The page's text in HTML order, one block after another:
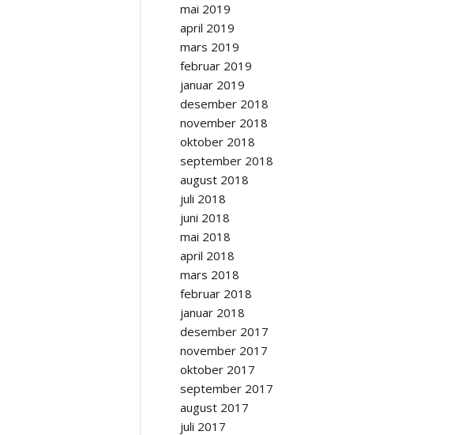
mai 2019
april 2019
mars 2019
februar 2019
januar 2019
desember 2018
november 2018
oktober 2018
september 2018
august 2018
juli 2018
juni 2018
mai 2018
april 2018
mars 2018
februar 2018
januar 2018
desember 2017
november 2017
oktober 2017
september 2017
august 2017
juli 2017